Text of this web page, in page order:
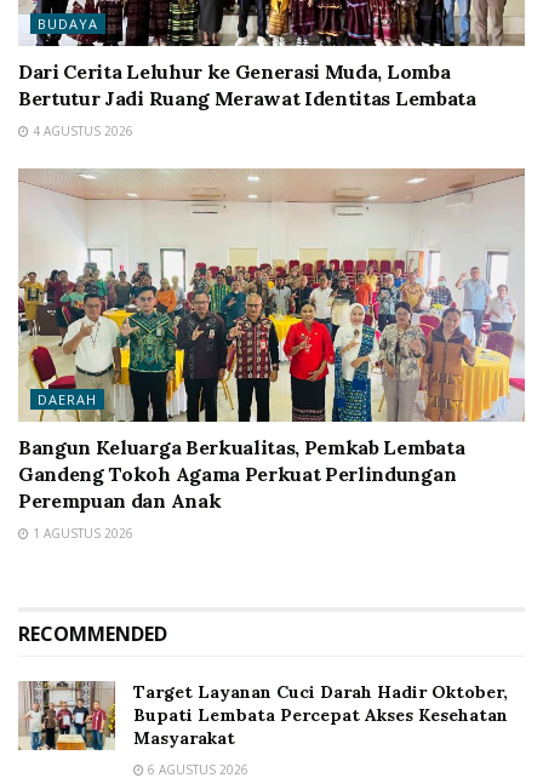
BUDAYA
Dari Cerita Leluhur ke Generasi Muda, Lomba
Bertutur Jadi Ruang Merawat Identitas Lembata
4 AGUSTUS 2026
DAERAH
Bangun Keluarga Berkualitas, Pemkab Lembata
Gandeng Tokoh Agama Perkuat Perlindungan
Perempuan dan Anak
1 AGUSTUS 2026
RECOMMENDED
Target Layanan Cuci Darah Hadir Oktober,
Bupati Lembata Percepat Akses Kesehatan
Masyarakat
6 AGUSTUS 2026